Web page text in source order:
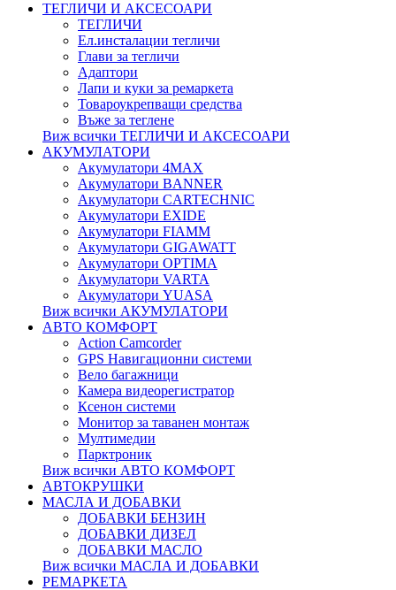
ТЕГЛИЧИ И АКСЕСОАРИ
ТЕГЛИЧИ
Eл.инсталации тегличи
Глави за тегличи
Адаптори
Лапи и куки за ремаркета
Товароукрепващи средства
Въже за теглене
Виж всички ТЕГЛИЧИ И АКСЕСОАРИ
АКУМУЛАТОРИ
Акумулатори 4MAX
Акумулатори BANNER
Акумулатори CARTECHNIC
Акумулатори EXIDE
Акумулатори FIAMM
Акумулатори GIGAWATT
Акумулатори OPTIMA
Акумулатори VARTA
Акумулатори YUASA
Виж всички АКУМУЛАТОРИ
АВТО КОМФОРТ
Action Camcorder
GPS Навигационни системи
Вело багажници
Камера видеорегистратор
Ксенон системи
Монитор за таванен монтаж
Мултимедии
Парктроник
Виж всички АВТО КОМФОРТ
АВТОКРУШКИ
МАСЛА И ДОБАВКИ
ДОБАВКИ БЕНЗИН
ДОБАВКИ ДИЗЕЛ
ДОБАВКИ МАСЛО
Виж всички МАСЛА И ДОБАВКИ
РЕМАРКЕТА